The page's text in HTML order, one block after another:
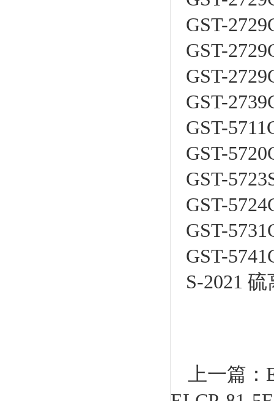
GST-
GST-
GST-
GST-
GST-
GST-
GST-
GST-
GST-
GST-
S-2021
上一篇：